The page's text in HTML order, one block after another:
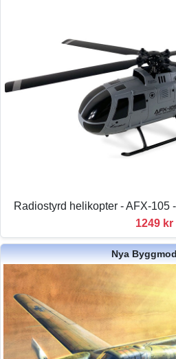
Radiostyrd helikopter - AFX-105
1249 kr
Nya